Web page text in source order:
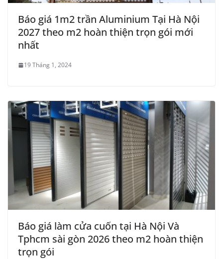
Báo giá 1m2 trần Aluminium Tại Hà Nội
2027 theo m2 hoàn thiện trọn gói mới
nhất
19 Tháng 1, 2024
Báo giá làm cửa cuốn tại Hà Nội Và
Tphcm sài gòn 2026 theo m2 hoàn thiện
trọn gói